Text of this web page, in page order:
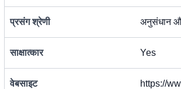
प्रसंग श्रेणी अनुसंधान
साक्षात्कार Yes
वेबसाइट https://